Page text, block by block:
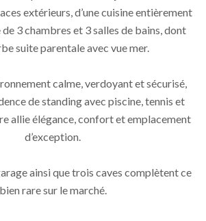
extérieurs, d’une cuisine entièrement
de 3 chambres et 3 salles de bains, dont
suite parentale avec vue mer.
calme, verdoyant et sécurisé,
de standing avec piscine, tennis et
allie élégance, confort et emplacement
d’exception.
ainsi que trois caves complètent ce
bien rare sur le marché.